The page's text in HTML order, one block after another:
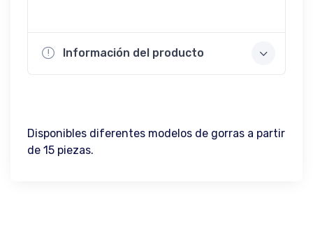
Información del producto
Disponibles diferentes modelos de gorras a partir
de 15 piezas.